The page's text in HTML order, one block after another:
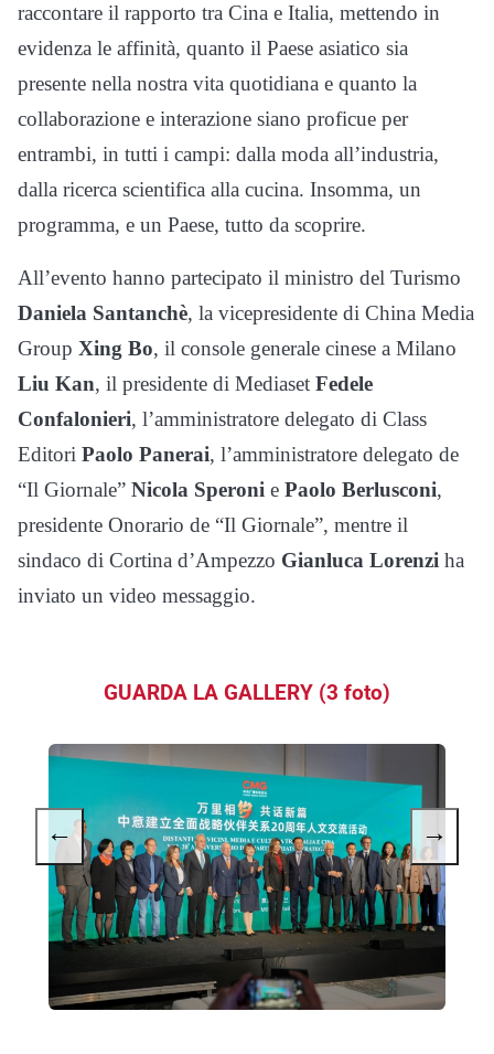
raccontare il rapporto tra Cina e Italia, mettendo in
evidenza le affinità, quanto il Paese asiatico sia
presente nella nostra vita quotidiana e quanto la
collaborazione e interazione siano proficue per
entrambi, in tutti i campi: dalla moda all’industria,
dalla ricerca scientifica alla cucina. Insomma, un
programma, e un Paese, tutto da scoprire.
All’evento hanno partecipato il ministro del Turismo
Daniela Santanchè, la vicepresidente di China Media
Group Xing Bo, il console generale cinese a Milano
Liu Kan, il presidente di Mediaset Fedele
Confalonieri, l’amministratore delegato di Class
Editori Paolo Panerai, l’amministratore delegato de
“Il Giornale” Nicola Speroni e Paolo Berlusconi,
presidente Onorario de “Il Giornale”, mentre il
sindaco di Cortina d’Ampezzo Gianluca Lorenzi ha
inviato un video messaggio.
GUARDA LA GALLERY (3 foto)
← →